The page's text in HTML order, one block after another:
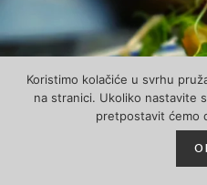
Koristimo kolačiće u svrhu
na stranici. Ukoliko nastavite
pretpostavit ćemo